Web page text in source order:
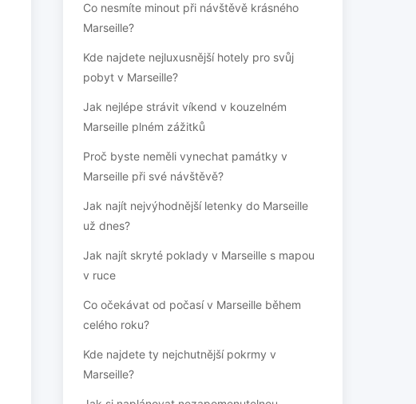
Co nesmíte minout při návštěvě krásného
Marseille?
Kde najdete nejluxusnější hotely pro svůj
pobyt v Marseille?
Jak nejlépe strávit víkend v kouzelném
Marseille plném zážitků
Proč byste neměli vynechat památky v
Marseille při své návštěvě?
Jak najít nejvýhodnější letenky do Marseille
už dnes?
Jak najít skryté poklady v Marseille s mapou
v ruce
Co očekávat od počasí v Marseille během
celého roku?
Kde najdete ty nejchutnější pokrmy v
Marseille?